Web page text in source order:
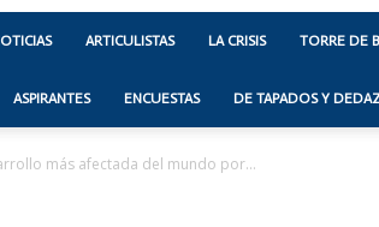
Indicador
ARTICULISTAS LA CRISIS TORRE DE
ASPIRANTES ENCUESTAS DE TAPADOS Y
más afectada del mundo por...